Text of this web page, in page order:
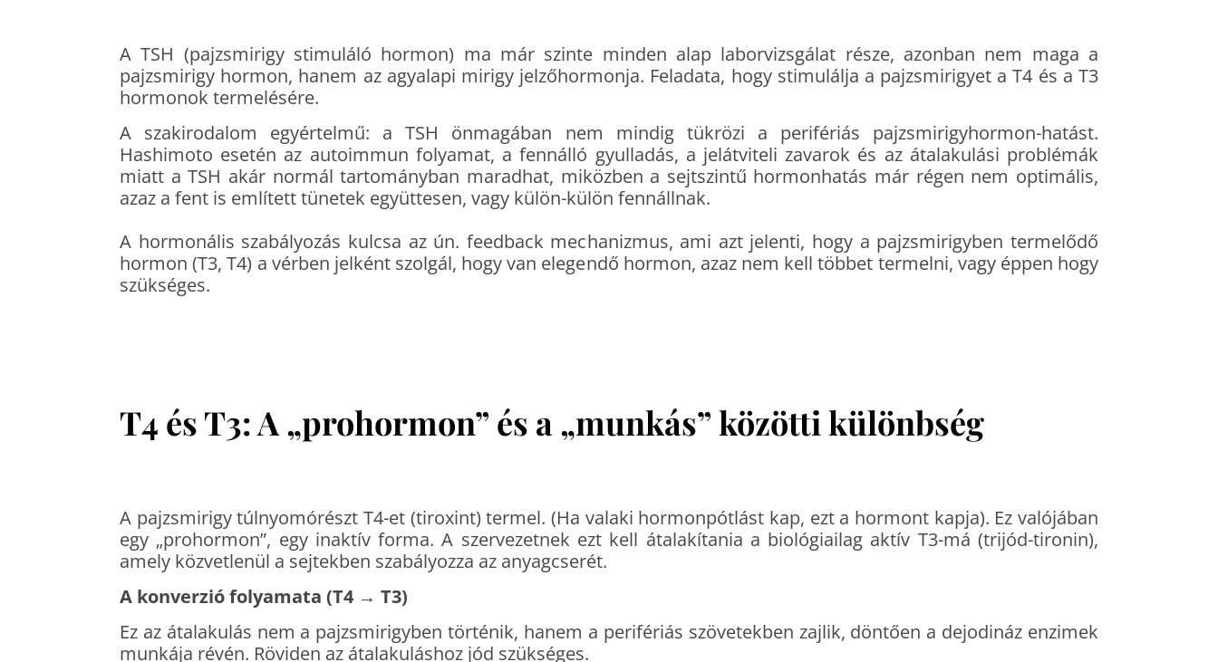
A TSH (pajzsmirigy stimuláló hormon) ma már szinte minden alap laborvizsgálat része, azonban nem maga a
pajzsmirigy hormon, hanem az agyalapi mirigy jelzőhormonja. Feladata, hogy stimulálja a pajzsmirigyet a T4 és a T3
hormonok termelésére.
A szakirodalom egyértelmű: a TSH önmagában nem mindig tükrözi a perifériás pajzsmirigyhormon-hatást.
Hashimoto esetén az autoimmun folyamat, a fennálló gyulladás, a jelátviteli zavarok és az átalakulási problémák
miatt a TSH akár normál tartományban maradhat, miközben a sejtszintű hormonhatás már régen nem optimális,
azaz a fent is említett tünetek együttesen, vagy külön-külön fennállnak.
A hormonális szabályozás kulcsa az ún. feedback mechanizmus, ami azt jelenti, hogy a pajzsmirigyben termelődő
hormon (T3, T4) a vérben jelként szolgál, hogy van elegendő hormon, azaz nem kell többet termelni, vagy éppen hogy
szükséges.
T4 és T3: A „prohormon” és a „munkás” közötti különbség
A pajzsmirigy túlnyomórészt T4-et (tiroxint) termel. (Ha valaki hormonpótlást kap, ezt a hormont kapja). Ez valójában
egy „prohormon”, egy inaktív forma. A szervezetnek ezt kell átalakítania a biológiailag aktív T3-má (trijód-tironin),
amely közvetlenül a sejtekben szabályozza az anyagcserét.
A konverzió folyamata (T4 → T3)
Ez az átalakulás nem a pajzsmirigyben történik, hanem a perifériás szövetekben zajlik, döntően a dejodináz enzimek
munkája révén. Röviden az átalakuláshoz jód szükséges.